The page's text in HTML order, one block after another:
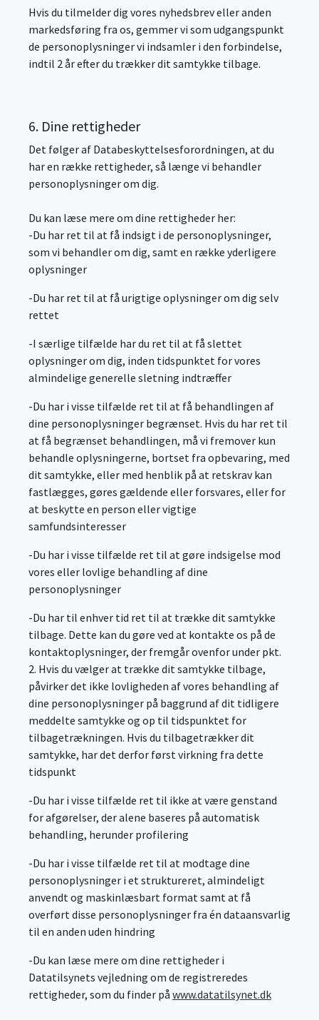
Hvis du tilmelder dig vores nyhedsbrev eller anden
markedsføring fra os, gemmer vi som udgangspunkt
de personoplysninger vi indsamler i den forbindelse,
indtil 2 år efter du trækker dit samtykke tilbage.
6. Dine rettigheder
Det følger af Databeskyttelsesforordningen, at du
har en række rettigheder, så længe vi behandler
personoplysninger om dig.
Du kan læse mere om dine rettigheder her:
-Du har ret til at få indsigt i de personoplysninger,
som vi behandler om dig, samt en række yderligere
oplysninger
-Du har ret til at få urigtige oplysninger om dig selv
rettet
-I særlige tilfælde har du ret til at få slettet
oplysninger om dig, inden tidspunktet for vores
almindelige generelle sletning indtræffer
-Du har i visse tilfælde ret til at få behandlingen af
dine personoplysninger begrænset. Hvis du har ret til
at få begrænset behandlingen, må vi fremover kun
behandle oplysningerne, bortset fra opbevaring, med
dit samtykke, eller med henblik på at retskrav kan
fastlægges, gøres gældende eller forsvares, eller for
at beskytte en person eller vigtige
samfundsinteresser
-Du har i visse tilfælde ret til at gøre indsigelse mod
vores eller lovlige behandling af dine
personoplysninger
-Du har til enhver tid ret til at trække dit samtykke
tilbage. Dette kan du gøre ved at kontakte os på de
kontaktoplysninger, der fremgår ovenfor under pkt.
2. Hvis du vælger at trække dit samtykke tilbage,
påvirker det ikke lovligheden af vores behandling af
dine personoplysninger på baggrund af dit tidligere
meddelte samtykke og op til tidspunktet for
tilbagetrækningen. Hvis du tilbagetrækker dit
samtykke, har det derfor først virkning fra dette
tidspunkt
-Du har i visse tilfælde ret til ikke at være genstand
for afgørelser, der alene baseres på automatisk
behandling, herunder profilering
-Du har i visse tilfælde ret til at modtage dine
personoplysninger i et struktureret, almindeligt
anvendt og maskinlæsbart format samt at få
overført disse personoplysninger fra én dataansvarlig
til en anden uden hindring
-Du kan læse mere om dine rettigheder i
Datatilsynets vejledning om de registreredes
rettigheder, som du finder på www.datatilsynet.dk